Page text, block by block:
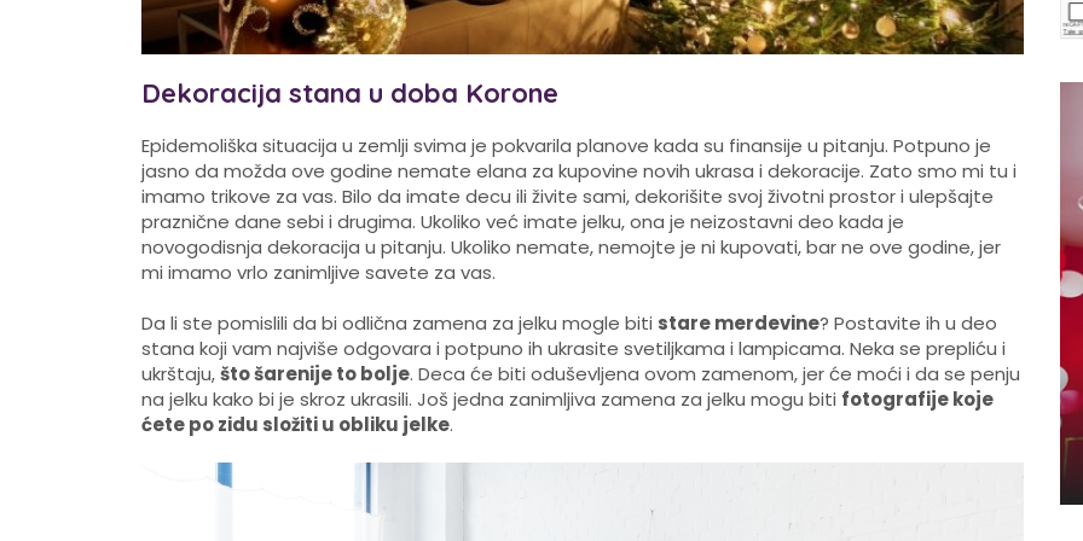
Dekoracija stana u doba Korone
Epidemoliška situacija u zemlji svima je pokvarila planove kada su finansije u pitanju. Potpuno je
jasno da možda ove godine nemate elana za kupovine novih ukrasa i dekoracije. Zato smo mi tu i
imamo trikove za vas. Bilo da imate decu ili živite sami, dekorišite svoj životni prostor i ulepšajte
praznične dane sebi i drugima. Ukoliko već imate jelku, ona je neizostavni deo kada je
novogodisnja dekoracija u pitanju. Ukoliko nemate, nemojte je ni kupovati, bar ne ove godine, jer
mi imamo vrlo zanimljive savete za vas.
Da li ste pomislili da bi odlična zamena za jelku mogle biti stare merdevine? Postavite ih u deo
stana koji vam najviše odgovara i potpuno ih ukrasite svetiljkama i lampicama. Neka se prepliću i
ukrštaju,što šarenije to bolje. Deca će biti oduševljena ovom zamenom, jer će moći i da se penju
na jelku kako bi je skroz ukrasili. Još jedna zanimljiva zamena za jelku mogu biti fotografije koje
ćete po zidu složiti u obliku jelke.